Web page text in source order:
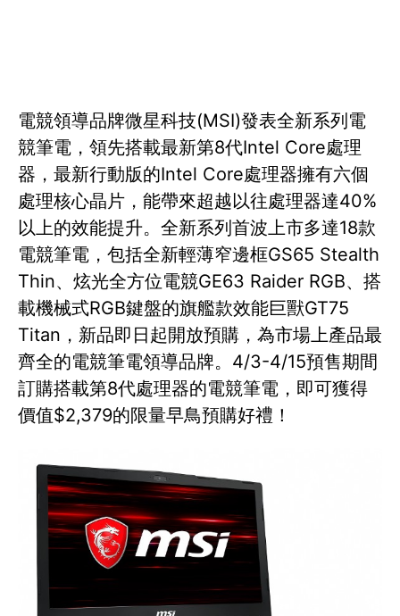
電競領導品牌微星科技(MSI)發表全新系列電
競筆電，領先搭載最新第8代Intel Core處理
器，最新行動版的Intel Core處理器擁有六個
處理核心晶片，能帶來超越以往處理器達40%
以上的效能提升。全新系列首波上市多達18款
電競筆電，包括全新輕薄窄邊框GS65 Stealth
Thin、炫光全方位電競GE63 Raider RGB、搭
載機械式RGB鍵盤的旗艦款效能巨獸GT75
Titan，新品即日起開放預購，為市場上產品最
齊全的電競筆電領導品牌。4/3-4/15預售期間
訂購搭載第8代處理器的電競筆電，即可獲得
價值$2,379的限量早鳥預購好禮！